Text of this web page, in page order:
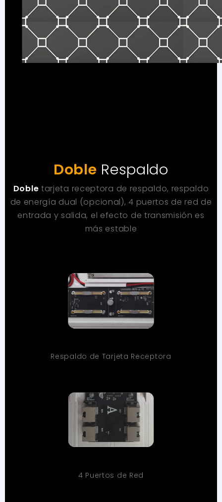
Doble Respaldo
Doble tarjeta receptora de respaldo, respaldo
de energía dual (opcional), 4 puertos de red de
entrada y salida, el efecto de transmisión es
más estable
Respaldo de Tarjeta Receptora
4 Puertos de Red